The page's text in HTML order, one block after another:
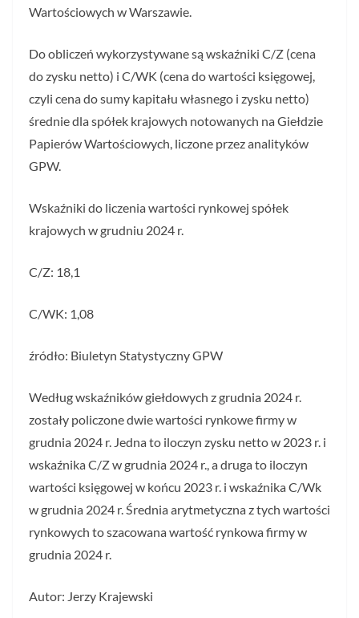
Wartościowych w Warszawie.
Do obliczeń wykorzystywane są wskaźniki C/Z (cena
do zysku netto) i C/WK (cena do wartości księgowej,
czyli cena do sumy kapitału własnego i zysku netto)
średnie dla spółek krajowych notowanych na Giełdzie
Papierów Wartościowych, liczone przez analityków
GPW.
Wskaźniki do liczenia wartości rynkowej spółek
krajowych w grudniu 2024 r.
C/Z: 18,1
C/WK: 1,08
źródło: Biuletyn Statystyczny GPW
Według wskaźników giełdowych z grudnia 2024 r.
zostały policzone dwie wartości rynkowe firmy w
grudnia 2024 r. Jedna to iloczyn zysku netto w 2023 r. i
wskaźnika C/Z w grudnia 2024 r., a druga to iloczyn
wartości księgowej w końcu 2023 r. i wskaźnika C/Wk
w grudnia 2024 r. Średnia arytmetyczna z tych wartości
rynkowych to szacowana wartość rynkowa firmy w
grudnia 2024 r.
Autor: Jerzy Krajewski